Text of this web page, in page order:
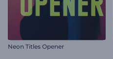
Neon Titles Opener